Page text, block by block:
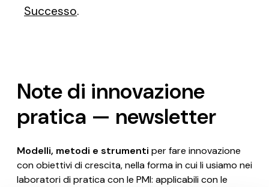
Successo.
Note di innovazione
pratica — newsletter
Modelli, metodi e strumenti per fare innovazione
con obiettivi di crescita, nella forma in cui li usiamo nei
laboratori di pratica con le PMI: applicabili con le